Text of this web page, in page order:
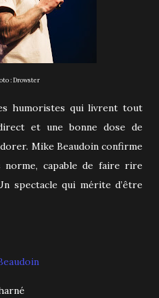
: Drowster
humoristes qui livrent tout
et une bonne dose de
Mike Beaudoin confirme
capable de faire rire
spectacle qui mérite d’être